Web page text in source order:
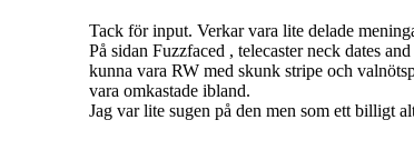
Tack för input. Verkar vara lite delade
På sidan Fuzzfaced , telecaster neck dates
kunna vara RW med skunk stripe och
vara omkastade ibland.
Jag var lite sugen på den men som ett billigt